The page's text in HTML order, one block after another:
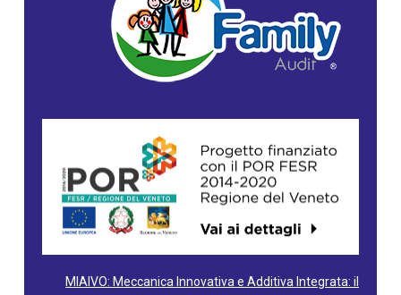
MIAIVO: Meccanica Innovativa e Additiva Integrata: il